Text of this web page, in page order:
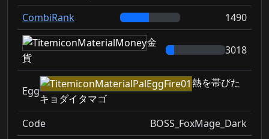
CombiRank
1490
金
貨
3018
Egg
熱を帯びた
キョダイタマゴ
Code
BOSS_FoxMage_Dark